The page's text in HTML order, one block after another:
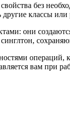
без
классы или
они
операций,
вам при